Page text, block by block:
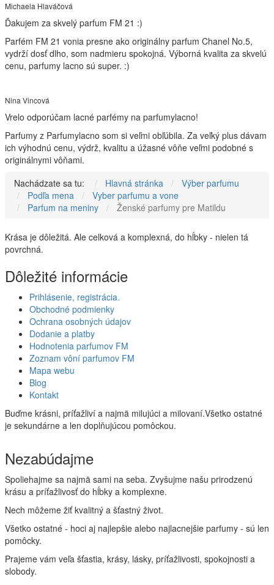
Michaela Hlaváčová
Ďakujem za skvelý parfum FM 21 :)
Parfém FM 21 vonia presne ako originálny parfum Chanel No.5,
vydrží dosť dlho, som nadmieru spokojná. Výborná kvalita za skvelú
cenu, parfumy lacno sú super. :)
Nina Vincová
Vrelo odporúčam lacné parfémy na parfumylacno!
Parfumy z Parfumylacno som si veľmi obľúbila. Za veľký plus dávam
ich výhodnú cenu, výdrž, kvalitu a úžasné vôňe veľmi podobné s
originálnymi vôňami.
Nachádzate sa tu:
Hlavná stránka
Výber parfumu
Podľa mena
Vyber parfumu a vone
Parfum na meniny
Ženské parfumy pre Matildu
Krása je dôležitá. Ale celková a komplexná, do hĺbky - nielen tá
povrchná.
Dôležité informácie
Prihlásenie, registrácia.
Obchodné podmienky
Ochrana osobných údajov
Dodanie a platby
Hodnotenia parfumov FM
Zoznam vôní parfumov FM
Mapa webu
Blog
Kontakt
Buďme krásni, príťažliví a najmä milujúci a milovaní.Všetko ostatné
je sekundárne a len doplňujúcou pomôckou.
Nezabúdajme
Spoliehajme sa najmä sami na seba. Zvyšujme našu prirodzenú
krásu a príťažlivosť do hĺbky a komplexne.
Nech môžeme žiť kvalitný a šťastný život.
Všetko ostatné - hoci aj najlepšie alebo najlacnejšie parfumy - sú len
pomôcky.
Prajeme vám veľa šťastia, krásy, lásky, príťažlivosti, spokojnosti a
slobody.